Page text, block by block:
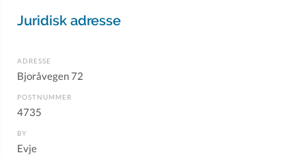
Juridisk adresse
ADRESSE
Bjoråvegen 72
POSTNUMMER
4735
BY
Evje